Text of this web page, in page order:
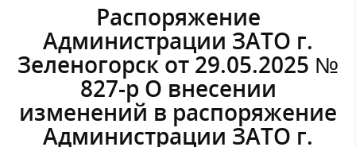
Распоряжение
Администрации ЗАТО г.
Зеленогорск от 29.05.2025 №
827-р О внесении
изменений в распоряжение
Администрации ЗАТО г.